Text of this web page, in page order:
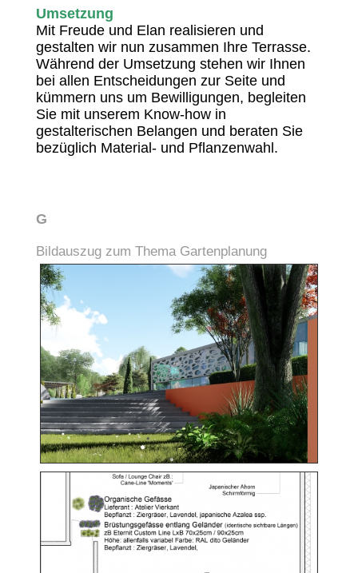
Umsetzung
Mit Freude und Elan realisieren und
gestalten wir nun zusammen Ihre Terrasse.
Während der Umsetzung stehen wir Ihnen
bei allen Entscheidungen zur Seite und
kümmern uns um Bewilligungen, begleiten
Sie mit unserem Know-how in
gestalterischen Belangen und beraten Sie
bezüglich Material- und Pflanzenwahl.
G
Bildauszug zum Thema Gartenplanung